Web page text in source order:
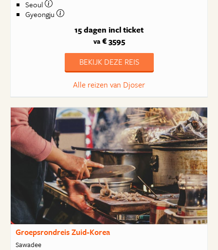
Seoul
Gyeongju
15 dagen incl ticket
va€ 3595
BEKIJK DEZE REIS
Alle reizen van Djoser
Groepsrondreis Zuid-Korea
Sawadee